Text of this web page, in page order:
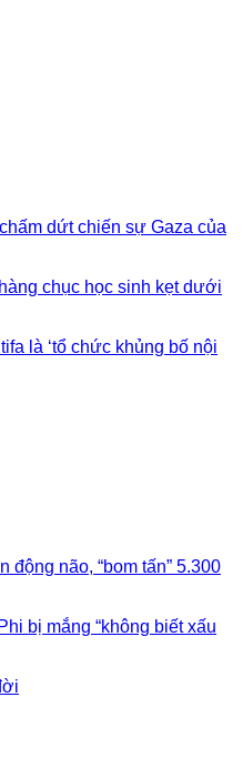
dứt chiến sự Gaza của
chục học sinh kẹt dưới
là ‘tổ chức khủng bố nội
động não, “bom tấn” 5.300
bị mắng “không biết xấu